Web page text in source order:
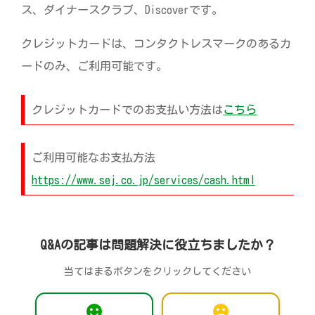
ス、ダイナースクラブ、Discoverです。
クレジットカードは、コンタクトレスマークのあるカ
ードのみ、ご利用可能です。
クレジットカードでのお支払い方法はこちら
ご利用可能なお支払方法
https://www.sej.co.jp/services/cash.html
Q&Aの記事は問題解決に役立ちましたか？
当てはまるボタンをクリックしてください